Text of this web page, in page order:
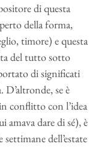
di questa
della forma,
timore) e questa
del tutto sotto
di significati
D’altronde, se è
conflitto con l’idea
amava dare di sé), è
dell’estate